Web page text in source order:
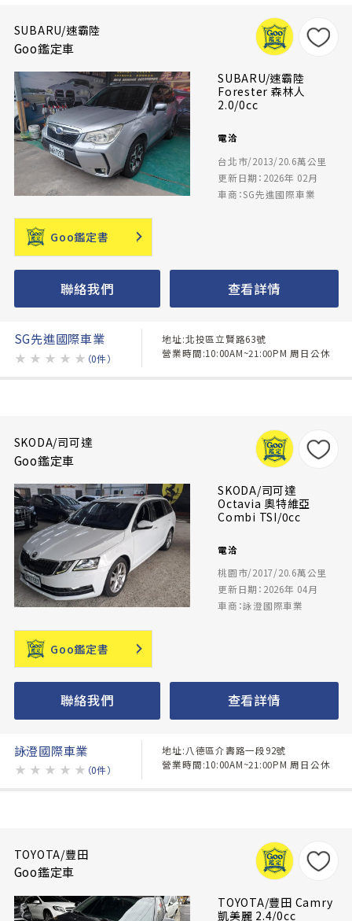
SUBARU/速霸陸
Goo鑑定車
SUBARU/速霸陸
Forester 森林人
2.0/0cc
電洽
台北市/2013/20.6萬公里
更新日期：2026年 02月
車商：SG先進國際車業
Goo鑑定書
聯絡我們 查看詳情
SG先進國際車業
★ ★ ★ ★ ★ （0件）
地址:北投區立賢路63號
營業時間:10:00AM~21:00PM 周日公休
SKODA/司可達
Goo鑑定車
SKODA/司可達
Octavia 奧特維亞
Combi TSI/0cc
電洽
桃園市/2017/20.6萬公里
更新日期：2026年 04月
車商：詠澄國際車業
Goo鑑定書
聯絡我們 查看詳情
詠澄國際車業
★ ★ ★ ★ ★ （0件）
地址:八德區介壽路一段92號
營業時間:10:00AM~21:00PM 周日公休
TOYOTA/豐田
Goo鑑定車
TOYOTA/豐田 Camry
凱美麗 2.4/0cc